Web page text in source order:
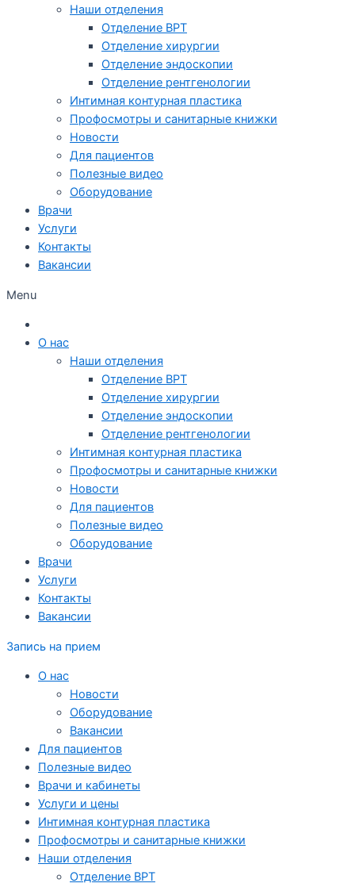
Наши отделения
Отделение ВРТ
Отделение хирургии
Отделение эндоскопии
Отделение рентгенологии
Интимная контурная пластика
Профосмотры и санитарные книжки
Новости
Для пациентов
Полезные видео
Оборудование
Врачи
Услуги
Контакты
Вакансии
Menu
О нас
Наши отделения
Отделение ВРТ
Отделение хирургии
Отделение эндоскопии
Отделение рентгенологии
Интимная контурная пластика
Профосмотры и санитарные книжки
Новости
Для пациентов
Полезные видео
Оборудование
Врачи
Услуги
Контакты
Вакансии
Запись на прием
О нас
Новости
Оборудование
Вакансии
Для пациентов
Полезные видео
Врачи и кабинеты
Услуги и цены
Интимная контурная пластика
Профосмотры и санитарные книжки
Наши отделения
Отделение ВРТ